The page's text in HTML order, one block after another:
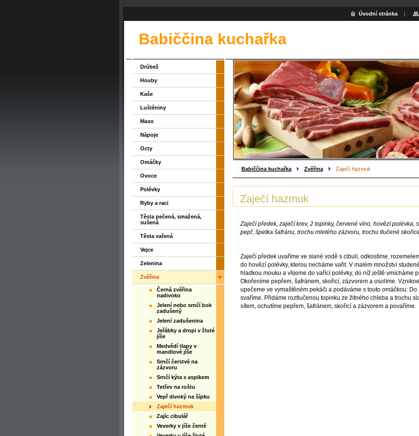
Babiččina kuchařka
Babiččina kuchařka Zvěřina Zaječí hazmuk
Zaječí hazmuk
Zaječí předek, zaječí krev, 2 topinky, červené víno, hovězí polévka,
pepř, špetka šafránu, trochu mletého zázvoru, trochu tlučené
Zaječí předek uvaříme ve slané vodě s cibulí, odkostíme,
do hovězí polévky, kterou necháme vařit. V malém množství
hladkou mouku a vlijeme do vařící polévky, do níž ještě vmícháme
Okořeníme pepřem, šafránem, skořicí, zázvorem a osolíme.
upečeme ve vymaštěném pekáči a podáváme s touto omáčkou:
svaříme. Přidáme roztlučenou topinku ze žitného chleba a trochu
sítem, ochutíme pepřem, šafránem, skořicí a zázvorem a povaříme.
Drůbež
Houby
Kaše
Luštěniny
Maso
Nápoje
Octy
Omáčky
Ovoce
Polévky
Ryby a raci
Těsta pečená, smažená,
sušená
Těsta vařená
Vejce
Zelenina
Zvěřina
Černá zvěřina
nadivoko
Jelení nebo srnčí bok
zadušený
Jelení zadušenina
Jeřábky a dropi v žluté
jíše
Medvědí tlapy v
mandlové jíše
Srnčí čerstvé na
zázvoru
Srnčí kýta s aspikem
Tetřev na roštu
Vepř divoký na šípku
Zaječí hazmuk
Zajíc cibulář
Veverky v jíše černé
Úvodní stránka